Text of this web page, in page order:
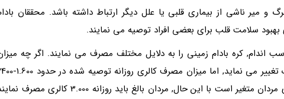
ناشی از بیماری قلبی یا علل دیگر ارتباط داشته باشد. محققان
سلامت قلب برای بعضی افراد توصیه می نمایند.
اندام, کره بادام زمینی را به دلایل مختلف مصرف می نمایند. اگر چه
کالری براساس قد, سطح فعالیت و میزان متابولیک تغییر می نماید, اما میزان مصرف
کالری در روز برای زنان و تا 3.000 کالری در روز برای مردان متغیر است با این حال, مردان بالغ باید روزانه 3.000 کالری